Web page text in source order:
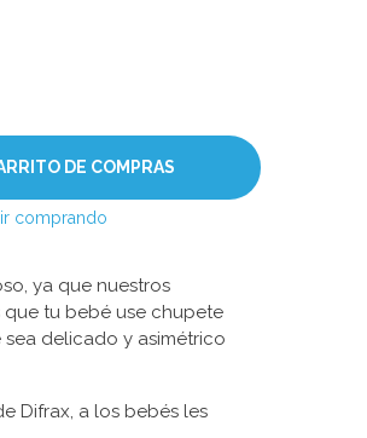
comprando
ya que nuestros
que tu bebé use chupete
delicado y asimétrico
Difrax, a los bebés les